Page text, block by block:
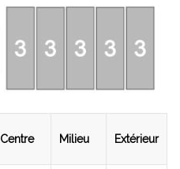
Centre Milieu Extérieur